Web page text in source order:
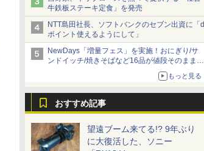
牛鉄板ステーキ定食」を発売
NTT島田社長、ソフトバンクのセブン出資に「d
ポイント使えるようにして」
NewDays「増量フェス」を実施！おにぎり/サ
ンドイッチ/焼きそばなど16品が値段そのままで
もっと見る
おすすめ記事
望遠ブーム来てる!? 9年ぶり
に大復活した、ソニー